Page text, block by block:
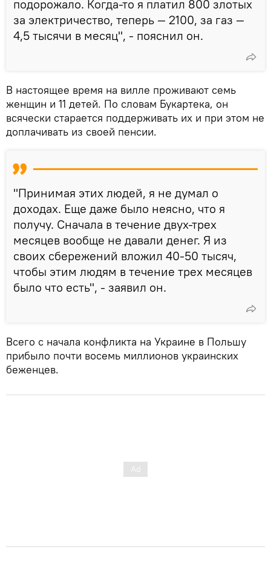
подорожало. Когда-то я платил 800 злотых
за электричество, теперь — 2100, за газ —
4,5 тысячи в месяц", - пояснил он.
В настоящее время на вилле проживают семь
женщин и 11 детей. По словам Букартека, он
всячески старается поддерживать их и при этом не
доплачивать из своей пенсии.
"Принимая этих людей, я не думал о
доходах. Еще даже было неясно, что я
получу. Сначала в течение двух-трех
месяцев вообще не давали денег. Я из
своих сбережений вложил 40-50 тысяч,
чтобы этим людям в течение трех месяцев
было что есть", - заявил он.
Всего с начала конфликта на Украине в Польшу
прибыло почти восемь миллионов украинских
беженцев.